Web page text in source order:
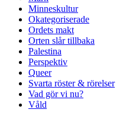
Minneskultur
Okategoriserade
Ordets makt
Orten slår tillbaka
Palestina
Perspektiv
Queer
Svarta röster & rörelser
Vad gör vi nu?
Våld